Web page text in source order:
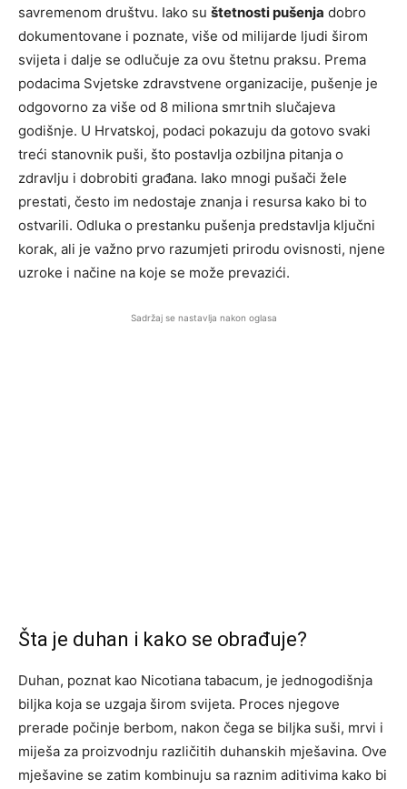
savremenom društvu. Iako su štetnosti pušenja dobro
dokumentovane i poznate, više od milijarde ljudi širom
svijeta i dalje se odlučuje za ovu štetnu praksu. Prema
podacima Svjetske zdravstvene organizacije, pušenje je
odgovorno za više od 8 miliona smrtnih slučajeva
godišnje. U Hrvatskoj, podaci pokazuju da gotovo svaki
treći stanovnik puši, što postavlja ozbiljna pitanja o
zdravlju i dobrobiti građana. Iako mnogi pušači žele
prestati, često im nedostaje znanja i resursa kako bi to
ostvarili. Odluka o prestanku pušenja predstavlja ključni
korak, ali je važno prvo razumjeti prirodu ovisnosti, njene
uzroke i načine na koje se može prevazići.
Sadržaj se nastavlja nakon oglasa
Šta je duhan i kako se obrađuje?
Duhan, poznat kao Nicotiana tabacum, je jednogodišnja
biljka koja se uzgaja širom svijeta. Proces njegove
prerade počinje berbom, nakon čega se biljka suši, mrvi i
miješa za proizvodnju različitih duhanskih mješavina. Ove
mješavine se zatim kombinuju sa raznim aditivima kako bi